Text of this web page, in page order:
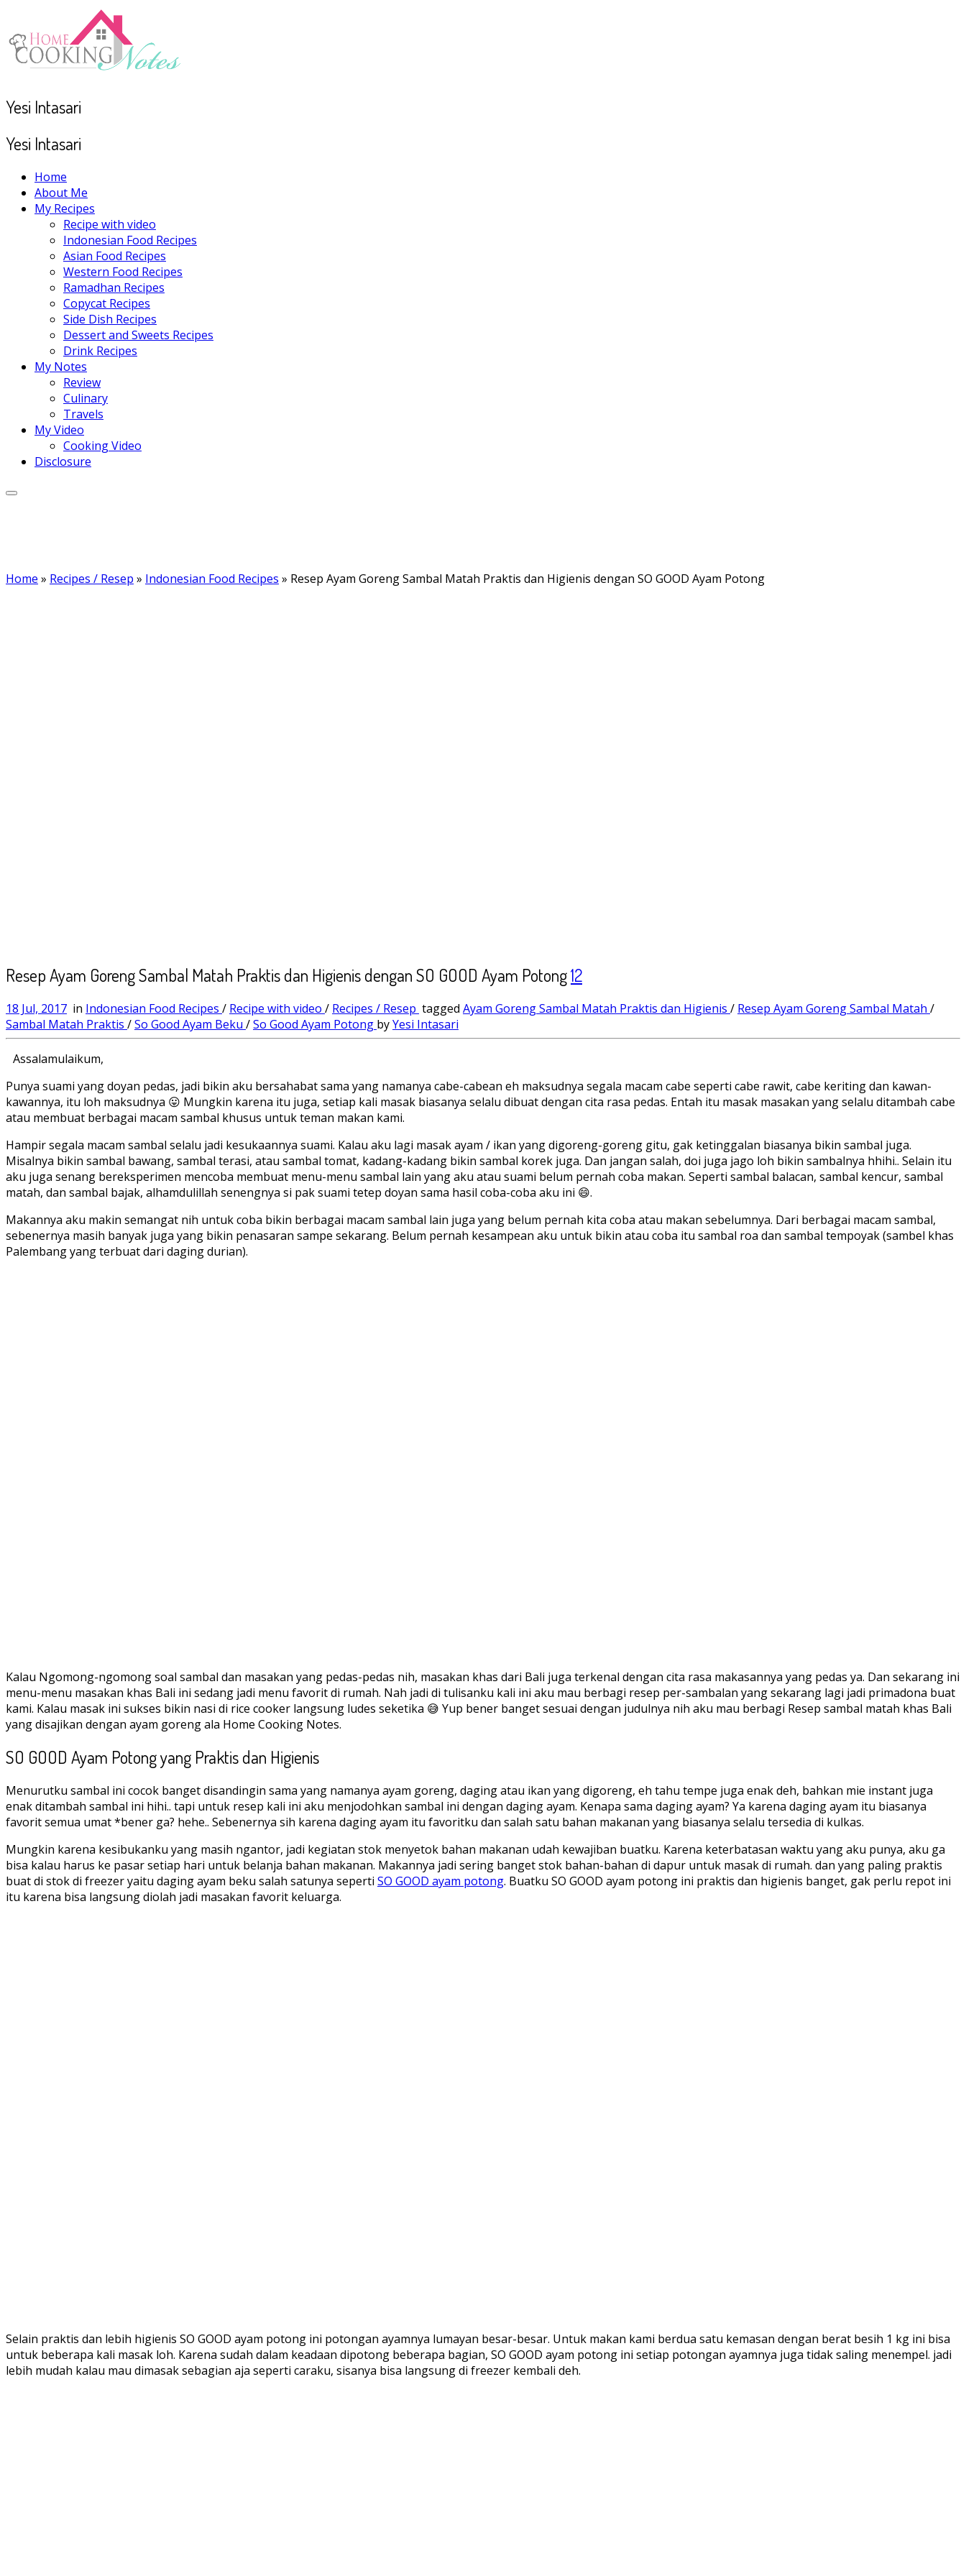
Yesi Intasari
Yesi Intasari
Home
About Me
My Recipes
Recipe with video
Indonesian Food Recipes
Asian Food Recipes
Western Food Recipes
Ramadhan Recipes
Copycat Recipes
Side Dish Recipes
Dessert and Sweets Recipes
Drink Recipes
My Notes
Review
Culinary
Travels
My Video
Cooking Video
Disclosure
Home » Recipes / Resep » Indonesian Food Recipes » Resep Ayam Goreng Sambal Matah Praktis dan Higienis dengan SO GOOD Ayam Potong
Resep Ayam Goreng Sambal Matah Praktis dan Higienis dengan SO GOOD Ayam Potong12
18 Jul, 2017 in Indonesian Food Recipes / Recipe with video / Recipes / Resep tagged Ayam Goreng Sambal Matah Praktis dan Higienis / Resep Ayam Goreng Sambal Matah /
Sambal Matah Praktis /So Good Ayam Beku /So Good Ayam Potong byYesi Intasari
Assalamulaikum,
Punya suami yang doyan pedas, jadi bikin aku bersahabat sama yang namanya cabe-cabean eh maksudnya segala macam cabe seperti cabe rawit, cabe keriting dan kawan-
kawannya, itu loh maksudnya 😛 Mungkin karena itu juga, setiap kali masak biasanya selalu dibuat dengan cita rasa pedas. Entah itu masak masakan yang selalu ditambah cabe
atau membuat berbagai macam sambal khusus untuk teman makan kami.
Hampir segala macam sambal selalu jadi kesukaannya suami. Kalau aku lagi masak ayam / ikan yang digoreng-goreng gitu, gak ketinggalan biasanya bikin sambal juga.
Misalnya bikin sambal bawang, sambal terasi, atau sambal tomat, kadang-kadang bikin sambal korek juga. Dan jangan salah, doi juga jago loh bikin sambalnya hhihi.. Selain itu
aku juga senang bereksperimen mencoba membuat menu-menu sambal lain yang aku atau suami belum pernah coba makan. Seperti sambal balacan, sambal kencur, sambal
matah, dan sambal bajak, alhamdulillah senengnya si pak suami tetep doyan sama hasil coba-coba aku ini 😄.
Makannya aku makin semangat nih untuk coba bikin berbagai macam sambal lain juga yang belum pernah kita coba atau makan sebelumnya. Dari berbagai macam sambal,
sebenernya masih banyak juga yang bikin penasaran sampe sekarang. Belum pernah kesampean aku untuk bikin atau coba itu sambal roa dan sambal tempoyak (sambel khas
Palembang yang terbuat dari daging durian).
Kalau Ngomong-ngomong soal sambal dan masakan yang pedas-pedas nih, masakan khas dari Bali juga terkenal dengan cita rasa makasannya yang pedas ya. Dan sekarang ini
menu-menu masakan khas Bali ini sedang jadi menu favorit di rumah. Nah jadi di tulisanku kali ini aku mau berbagi resep per-sambalan yang sekarang lagi jadi primadona buat
kami. Kalau masak ini sukses bikin nasi di rice cooker langsung ludes seketika 😅 Yup bener banget sesuai dengan judulnya nih aku mau berbagi Resep sambal matah khas Bali
yang disajikan dengan ayam goreng ala Home Cooking Notes.
SO GOOD Ayam Potong yang Praktis dan Higienis
Menurutku sambal ini cocok banget disandingin sama yang namanya ayam goreng, daging atau ikan yang digoreng, eh tahu tempe juga enak deh, bahkan mie instant juga
enak ditambah sambal ini hihi.. tapi untuk resep kali ini aku menjodohkan sambal ini dengan daging ayam. Kenapa sama daging ayam? Ya karena daging ayam itu biasanya
favorit semua umat *bener ga? hehe.. Sebenernya sih karena daging ayam itu favoritku dan salah satu bahan makanan yang biasanya selalu tersedia di kulkas.
Mungkin karena kesibukanku yang masih ngantor, jadi kegiatan stok menyetok bahan makanan udah kewajiban buatku. Karena keterbatasan waktu yang aku punya, aku ga
bisa kalau harus ke pasar setiap hari untuk belanja bahan makanan. Makannya jadi sering banget stok bahan-bahan di dapur untuk masak di rumah. dan yang paling praktis
buat di stok di freezer yaitu daging ayam beku salah satunya seperti SO GOOD ayam potong. Buatku SO GOOD ayam potong ini praktis dan higienis banget, gak perlu repot ini
itu karena bisa langsung diolah jadi masakan favorit keluarga.
Selain praktis dan lebih higienis SO GOOD ayam potong ini potongan ayamnya lumayan besar-besar. Untuk makan kami berdua satu kemasan dengan berat besih 1 kg ini bisa
untuk beberapa kali masak loh. Karena sudah dalam keadaan dipotong beberapa bagian, SO GOOD ayam potong ini setiap potongan ayamnya juga tidak saling menempel. jadi
lebih mudah kalau mau dimasak sebagian aja seperti caraku, sisanya bisa langsung di freezer kembali deh.